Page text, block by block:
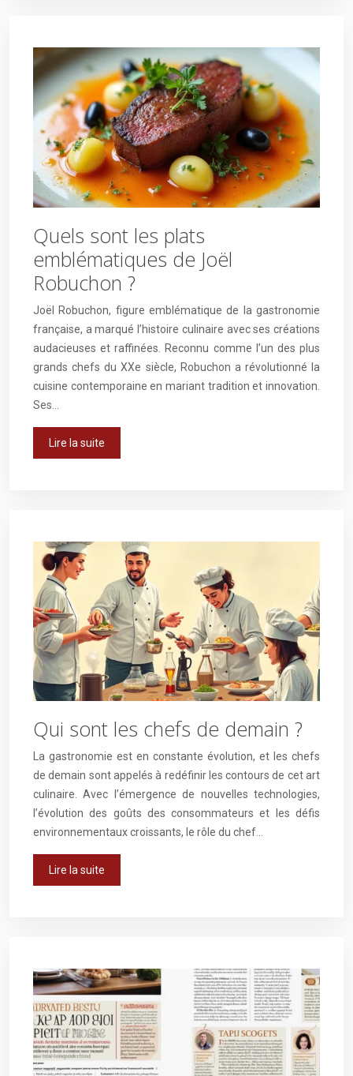
Quels sont les plats
emblématiques de Joël
Robuchon ?
Joël Robuchon, figure emblématique de la gastronomie
française, a marqué l’histoire culinaire avec ses créations
audacieuses et raffinées. Reconnu comme l’un des plus
grands chefs du XXe siècle, Robuchon a révolutionné la
cuisine contemporaine en mariant tradition et innovation.
Ses…
Lire la suite
Qui sont les chefs de demain ?
La gastronomie est en constante évolution, et les chefs
de demain sont appelés à redéfinir les contours de cet art
culinaire. Avec l’émergence de nouvelles technologies,
l’évolution des goûts des consommateurs et les défis
environnementaux croissants, le rôle du chef…
Lire la suite